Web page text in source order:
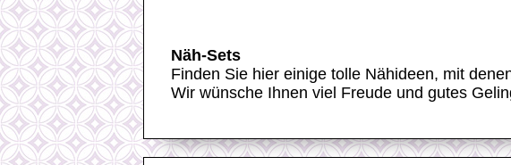
Näh-Sets
Finden Sie hier einige tolle Nähideen, mit
Wir wünsche Ihnen viel Freude und gutes